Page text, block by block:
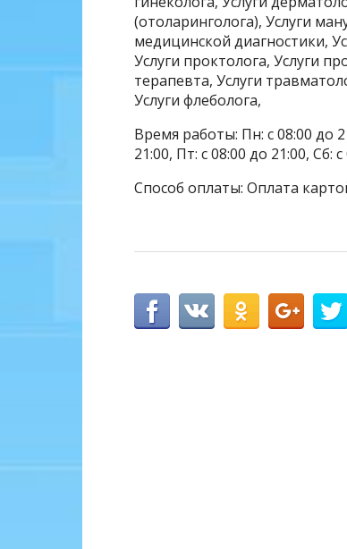
(отоларинголога), Услуги
медицинской диагностики,
Услуги проктолога, Услуги
терапевта, Услуги
Услуги флеболога,
Время работы: Пн: с 08:00 до
21:00, Пт: с 08:00 до 21:00, Сб:
Способ оплаты: Оплата